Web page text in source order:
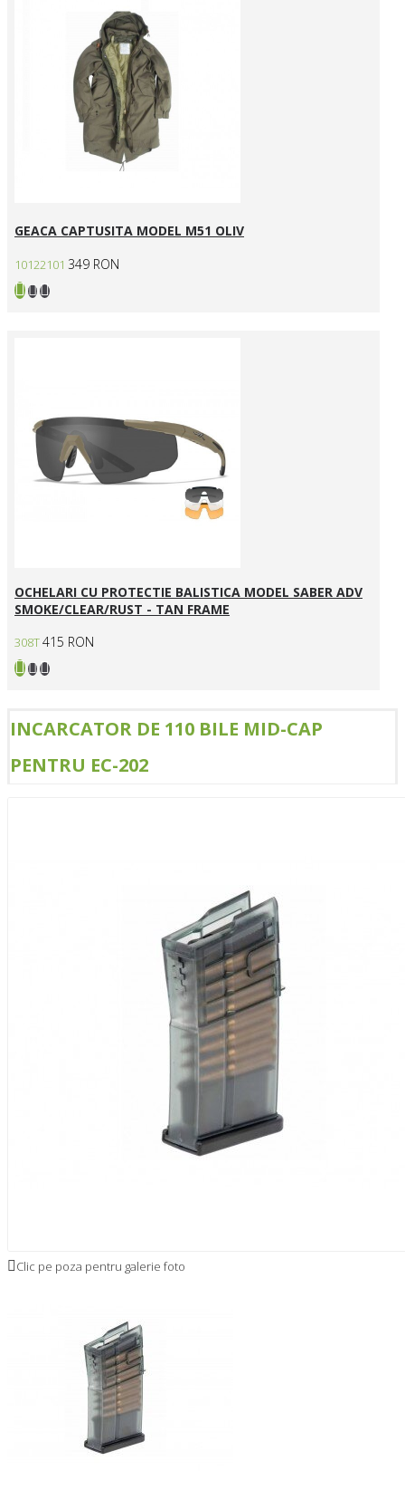
GEACA CAPTUSITA MODEL M51 OLIV
10122101 349 RON
OCHELARI CU PROTECTIE BALISTICA MODEL SABER ADV
SMOKE/CLEAR/RUST - TAN FRAME
308T415 RON
INCARCATOR DE 110 BILE MID-CAP
PENTRU EC-202
Clic pe poza pentru galerie foto